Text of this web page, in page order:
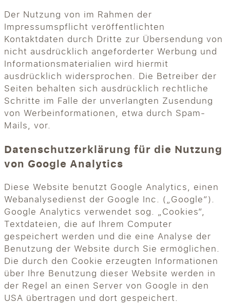
Der Nutzung von im Rahmen der
Impressumspflicht veröffentlichten
Kontaktdaten durch Dritte zur Übersendung von
nicht ausdrücklich angeforderter Werbung und
Informationsmaterialien wird hiermit
ausdrücklich widersprochen. Die Betreiber der
Seiten behalten sich ausdrücklich rechtliche
Schritte im Falle der unverlangten Zusendung
von Werbeinformationen, etwa durch Spam-
Mails, vor.
Datenschutzerklärung für die Nutzung
von Google Analytics
Diese Website benutzt Google Analytics, einen
Webanalysedienst der Google Inc. („Google“).
Google Analytics verwendet sog. „Cookies“,
Textdateien, die auf Ihrem Computer
gespeichert werden und die eine Analyse der
Benutzung der Website durch Sie ermöglichen.
Die durch den Cookie erzeugten Informationen
über Ihre Benutzung dieser Website werden in
der Regel an einen Server von Google in den
USA übertragen und dort gespeichert.